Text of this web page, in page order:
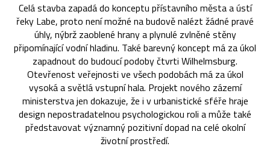
Celá stavba zapadá do konceptu přístavního města a ústí
řeky Labe, proto není možné na budově nalézt žádné pravé
úhly, nýbrž zaoblené hrany a plynulé zvlněné stěny
připomínající vodní hladinu. Také barevný koncept má za úkol
zapadnout do budoucí podoby čtvrti Wilhelmsburg.
Otevřenost veřejnosti ve všech podobách má za úkol
vysoká a světlá vstupní hala. Projekt nového zázemí
ministerstva jen dokazuje, že i v urbanistické sféře hraje
design nepostradatelnou psychologickou roli a může také
představovat významný pozitivní dopad na celé okolní
životní prostředí.